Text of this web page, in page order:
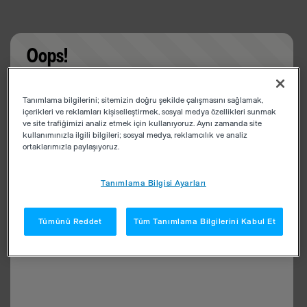
Oops!
app
Tanımlama bilgilerini; sitemizin doğru şekilde çalışmasını sağlamak,
içerikleri ve reklamları kişiselleştirmek, sosyal medya özellikleri sunmak
ve site trafiğimizi analiz etmek için kullanıyoruz. Aynı zamanda site
kullanımınızla ilgili bilgileri; sosyal medya, reklamcılık ve analiz
ortaklarımızla paylaşıyoruz.
Tanımlama Bilgisi Ayarları
Tümünü Reddet Tüm Tanımlama Bilgilerini Kabul Et